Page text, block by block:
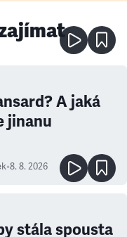
A jaká
jinanu
•8. 8. 2026
stála spousta